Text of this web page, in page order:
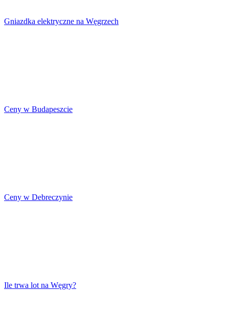
Gniazdka elektryczne na Węgrzech
Ceny w Budapeszcie
Ceny w Debreczynie
Ile trwa lot na Węgry?